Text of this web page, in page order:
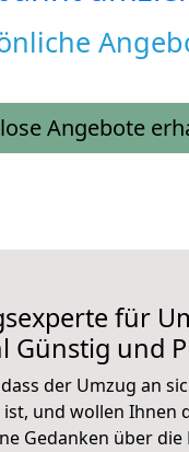
Angebote
für
Günstig und
der Umzug an
und wollen Ihnen
Gedanken über die